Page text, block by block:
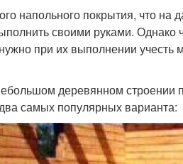
напольного покрытия, что на
своими руками. Однако
при их выполнении
деревянном строении
самых популярных варианта: